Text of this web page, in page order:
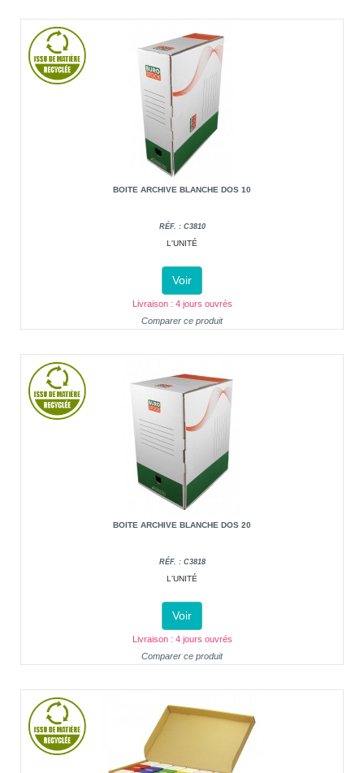
BOITE ARCHIVE BLANCHE DOS 10
RÉF. : C3810
L'UNITÉ
Voir
Livraison : 4 jours ouvrés
Comparer ce produit
BOITE ARCHIVE BLANCHE DOS 20
RÉF. : C3818
L'UNITÉ
Voir
Livraison : 4 jours ouvrés
Comparer ce produit